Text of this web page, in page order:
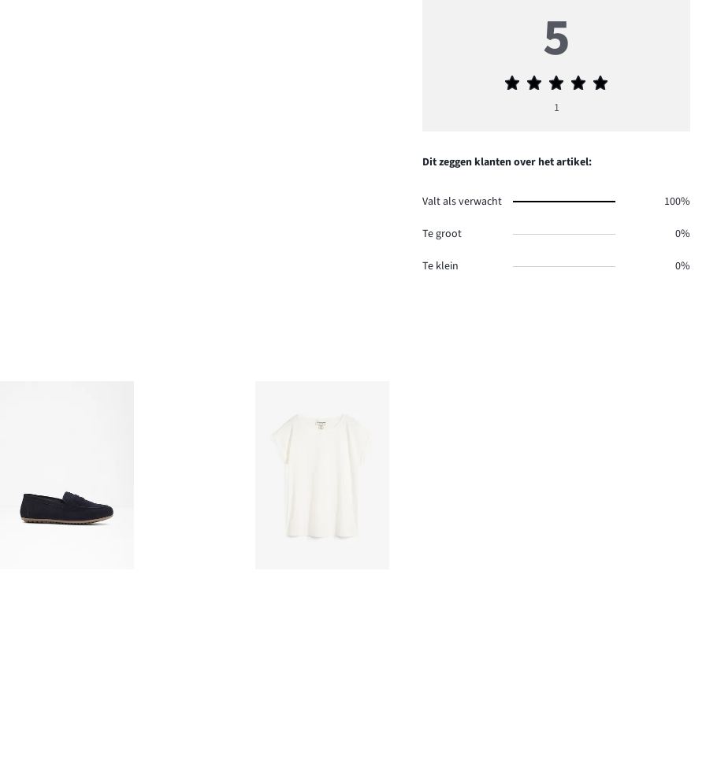
5
Gemiddelde
5
1
Dit zeggen klanten over het artikel:
Valt als verwacht 100%
Te groot 0%
Te klein 0%